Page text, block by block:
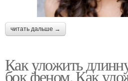
читать дальше →
Как уложить
бок феном. Как